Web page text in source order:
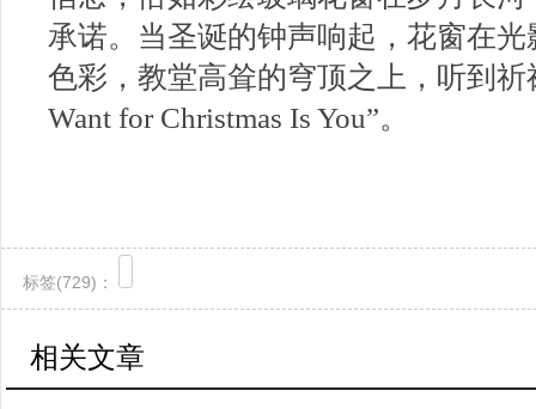
承诺。当圣诞的钟声响起，花窗在
色彩，教堂高耸的穹顶之上，听到
Want for Christmas Is You”。
标签(729)：
相关文章